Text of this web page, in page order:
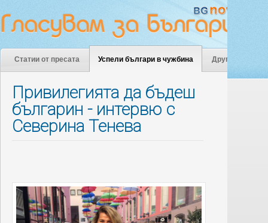
Статии от пресата Успели българи в чужбина Други
Привилегията да бъдеш
българин - интервю с
Северина Тенева